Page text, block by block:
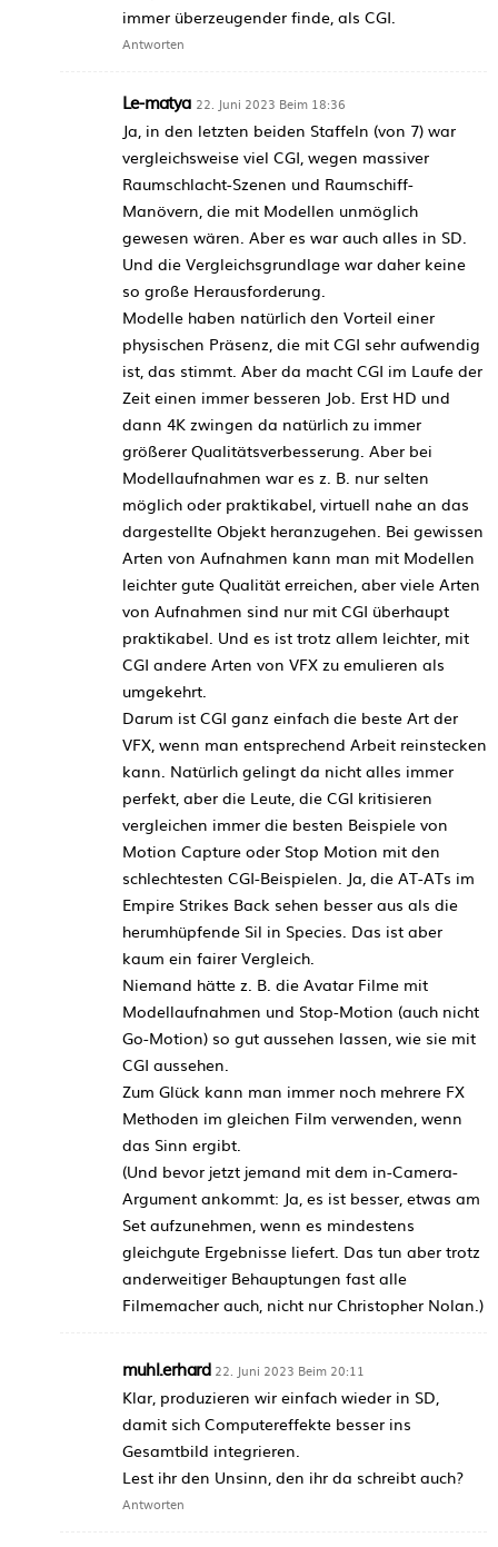
immer überzeugender finde, als CGI.
Antworten
Le-matya 22. Juni 2023 Beim 18:36
Ja, in den letzten beiden Staffeln (von 7) war
vergleichsweise viel CGI, wegen massiver
Raumschlacht-Szenen und Raumschiff-
Manövern, die mit Modellen unmöglich
gewesen wären. Aber es war auch alles in SD.
Und die Vergleichsgrundlage war daher keine
so große Herausforderung.
Modelle haben natürlich den Vorteil einer
physischen Präsenz, die mit CGI sehr aufwendig
ist, das stimmt. Aber da macht CGI im Laufe der
Zeit einen immer besseren Job. Erst HD und
dann 4K zwingen da natürlich zu immer
größerer Qualitätsverbesserung. Aber bei
Modellaufnahmen war es z. B. nur selten
möglich oder praktikabel, virtuell nahe an das
dargestellte Objekt heranzugehen. Bei gewissen
Arten von Aufnahmen kann man mit Modellen
leichter gute Qualität erreichen, aber viele Arten
von Aufnahmen sind nur mit CGI überhaupt
praktikabel. Und es ist trotz allem leichter, mit
CGI andere Arten von VFX zu emulieren als
umgekehrt.
Darum ist CGI ganz einfach die beste Art der
VFX, wenn man entsprechend Arbeit reinstecken
kann. Natürlich gelingt da nicht alles immer
perfekt, aber die Leute, die CGI kritisieren
vergleichen immer die besten Beispiele von
Motion Capture oder Stop Motion mit den
schlechtesten CGI-Beispielen. Ja, die AT-ATs im
Empire Strikes Back sehen besser aus als die
herumhüpfende Sil in Species. Das ist aber
kaum ein fairer Vergleich.
Niemand hätte z. B. die Avatar Filme mit
Modellaufnahmen und Stop-Motion (auch nicht
Go-Motion) so gut aussehen lassen, wie sie mit
CGI aussehen.
Zum Glück kann man immer noch mehrere FX
Methoden im gleichen Film verwenden, wenn
das Sinn ergibt.
(Und bevor jetzt jemand mit dem in-Camera-
Argument ankommt: Ja, es ist besser, etwas am
Set aufzunehmen, wenn es mindestens
gleichgute Ergebnisse liefert. Das tun aber trotz
anderweitiger Behauptungen fast alle
Filmemacher auch, nicht nur Christopher Nolan.)
muhl.erhard 22. Juni 2023 Beim 20:11
Klar, produzieren wir einfach wieder in SD,
damit sich Computereffekte besser ins
Gesamtbild integrieren.
Lest ihr den Unsinn, den ihr da schreibt auch?
Antworten